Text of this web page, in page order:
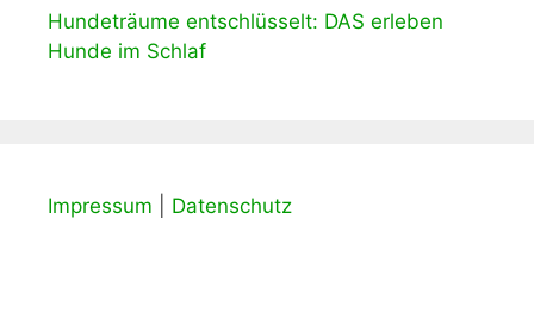
Hundeträume entschlüsselt: DAS erleben
Hunde im Schlaf
Impressum Datenschutz